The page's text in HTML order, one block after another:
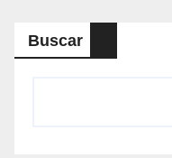
Buscar